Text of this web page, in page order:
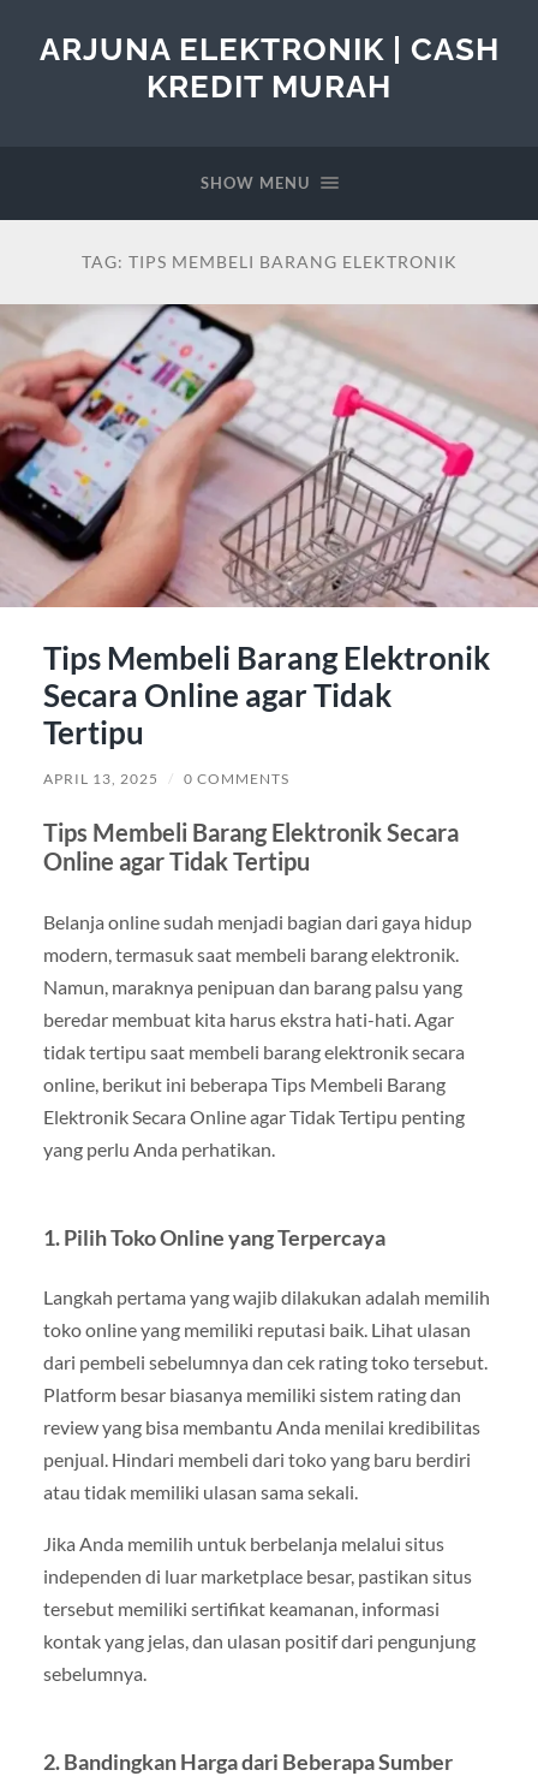
ARJUNA ELEKTRONIK | CASH
KREDIT MURAH
SHOW MENU
TAG: TIPS MEMBELI BARANG ELEKTRONIK
Tips Membeli Barang Elektronik
Secara Online agar Tidak
Tertipu
APRIL 13, 2025 / 0 COMMENTS
Tips Membeli Barang Elektronik Secara
Online agar Tidak Tertipu
Belanja online sudah menjadi bagian dari gaya hidup
modern, termasuk saat membeli barang elektronik.
Namun, maraknya penipuan dan barang palsu yang
beredar membuat kita harus ekstra hati-hati. Agar
tidak tertipu saat membeli barang elektronik secara
online, berikut ini beberapa Tips Membeli Barang
Elektronik Secara Online agar Tidak Tertipu penting
yang perlu Anda perhatikan.
1.Pilih Toko Online yang Terpercaya
Langkah pertama yang wajib dilakukan adalah memilih
toko online yang memiliki reputasi baik. Lihat ulasan
dari pembeli sebelumnya dan cek rating toko tersebut.
Platform besar biasanya memiliki sistem rating dan
review yang bisa membantu Anda menilai kredibilitas
penjual. Hindari membeli dari toko yang baru berdiri
atau tidak memiliki ulasan sama sekali.
Jika Anda memilih untuk berbelanja melalui situs
independen di luar marketplace besar, pastikan situs
tersebut memiliki sertifikat keamanan, informasi
kontak yang jelas, dan ulasan positif dari pengunjung
sebelumnya.
2.Bandingkan Harga dari Beberapa Sumber